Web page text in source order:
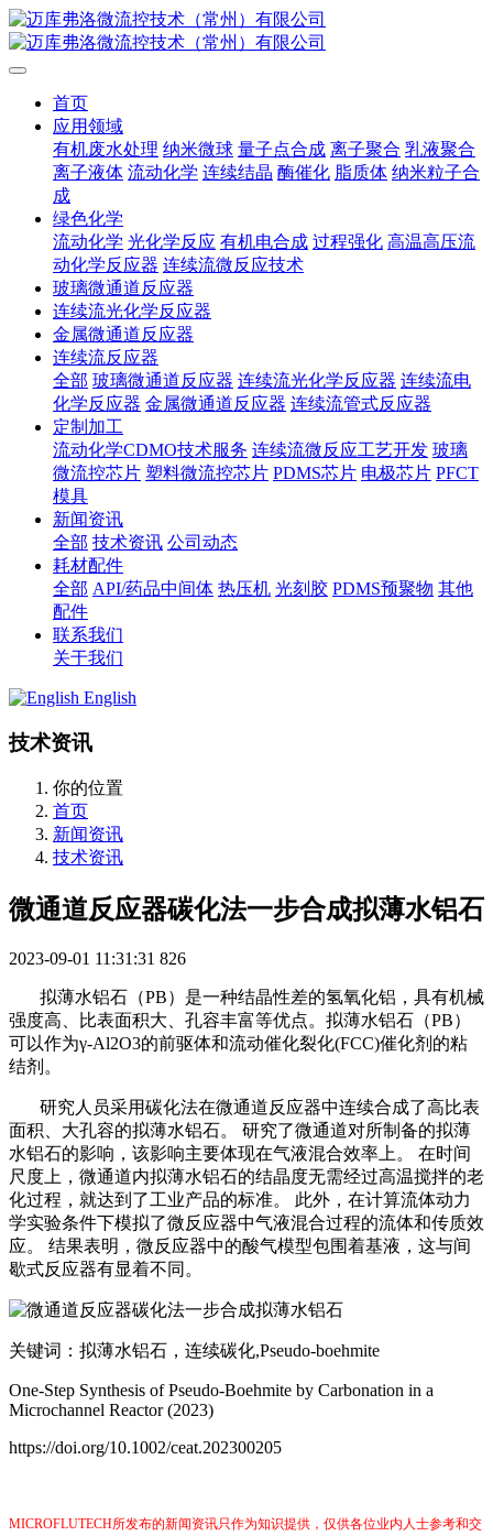
首页
应用领域
有机废水处理 纳米微球 量子点合成 离子聚合 乳液聚合
离子液体 流动化学 连续结晶 酶催化 脂质体 纳米粒子合
成
绿色化学
流动化学 光化学反应 有机电合成 过程强化 高温高压流
动化学反应器 连续流微反应技术
玻璃微通道反应器
连续流光化学反应器
金属微通道反应器
连续流反应器
全部 玻璃微通道反应器 连续流光化学反应器 连续流电
化学反应器 金属微通道反应器 连续流管式反应器
定制加工
流动化学CDMO技术服务 连续流微反应工艺开发 玻璃
微流控芯片 塑料微流控芯片 PDMS芯片 电极芯片 PFCT
模具
新闻资讯
全部 技术资讯 公司动态
耗材配件
全部 API/药品中间体 热压机 光刻胶 PDMS预聚物 其他
配件
联系我们
关于我们
English
技术资讯
你的位置
首页
新闻资讯
技术资讯
微通道反应器碳化法一步合成拟薄水铝石
2023-09-01 11:31:31 826
拟薄水铝石（PB）是一种结晶性差的氢氧化铝，具有机械
强度高、比表面积大、孔容丰富等优点。 拟薄水铝石（PB）
可以作为γ-Al2O3的前驱体和流动催化裂化(FCC)催化剂的粘
结剂。
研究人员采用碳化法在微通道反应器中连续合成了高比表
面积、大孔容的拟薄水铝石。
研究了微通道对所制备的拟薄
水铝石的影响，该影响主要体现在气液混合效率上。
在时间
尺度上，微通道内拟薄水铝石的结晶度无需经过高温搅拌的老
化过程，就达到了工业产品的标准。
此外，在计算流体动力
学实验条件下模拟了微反应器中气液混合过程的流体和传质效
应。
结果表明，微反应器中的酸气模型包围着基液，这与间
歇式反应器有显着不同。
关键词：拟薄水铝石，连续碳化,Pseudo-boehmite
One-Step Synthesis of Pseudo-Boehmite by Carbonation in a
Microchannel Reactor (2023)
https://doi.org/10.1002/ceat.202300205
MICROFLUTECH所发布的新闻资讯只作为知识提供，仅供各位业内人士参考和交